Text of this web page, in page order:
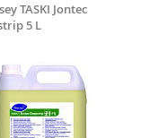
TASKI Jontec
5 L